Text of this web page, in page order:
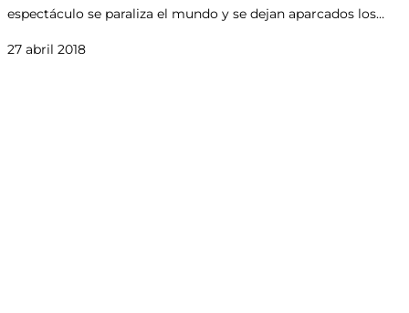
espectáculo se paraliza el mundo y se dejan aparcados los…
27 abril 2018